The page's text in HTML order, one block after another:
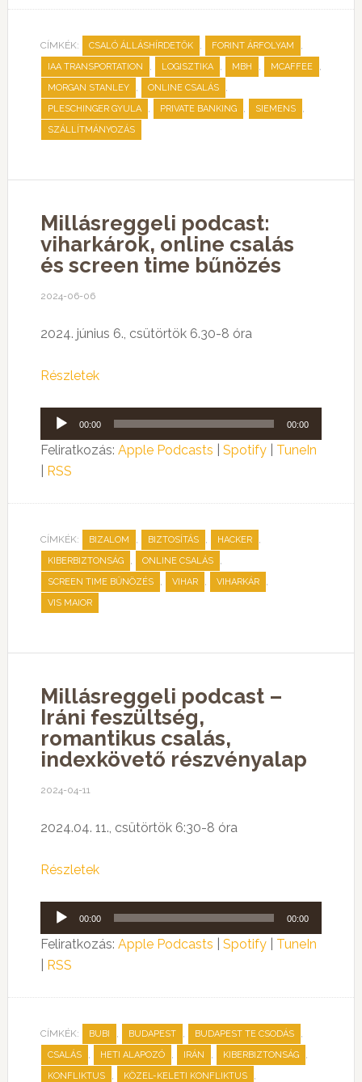
CÍMKÉK: CSALÓ ÁLLÁSHÍRDETŐK , FORINT ÁRFOLYAM ,
IAA TRANSPORTATION , LOGISZTIKA , MBH , MCAFFEE ,
MORGAN STANLEY , ONLINE CSALÁS ,
PLESCHINGER GYULA , PRIVATE BANKING , SIEMENS ,
SZÁLLÍTMÁNYOZÁS
Millásreggeli podcast:
viharkárok, online csalás
és screen time bűnözés
2024-06-06
2024. június 6., csütörtök 6.30-8 óra
Részletek
Audió
lejátszó
00:00 00:00
Feliratkozás: Apple Podcasts Spotify| TuneIn
RSS
CÍMKÉK: BIZALOM , BIZTOSÍTÁS , HACKER ,
KIBERBIZTONSÁG , ONLINE CSALÁS ,
SCREEN TIME BŰNÖZÉS , VIHAR , VIHARKÁR ,
VIS MAIOR
Millásreggeli podcast –
Iráni feszültség,
romantikus csalás,
indexkövető részvényalap
2024-04-11
2024.04. 11., csütörtök 6:30-8 óra
Részletek
Audió
lejátszó
00:00 00:00
Feliratkozás: Apple Podcasts Spotify| TuneIn
RSS
CÍMKÉK: BUBI , BUDAPEST , BUDAPEST TE CSODÁS ,
CSALÁS , HETI ALAPOZÓ , IRÁN , KIBERBIZTONSÁG ,
KONFLIKTUS , KÖZEL-KELETI KONFLIKTUS ,